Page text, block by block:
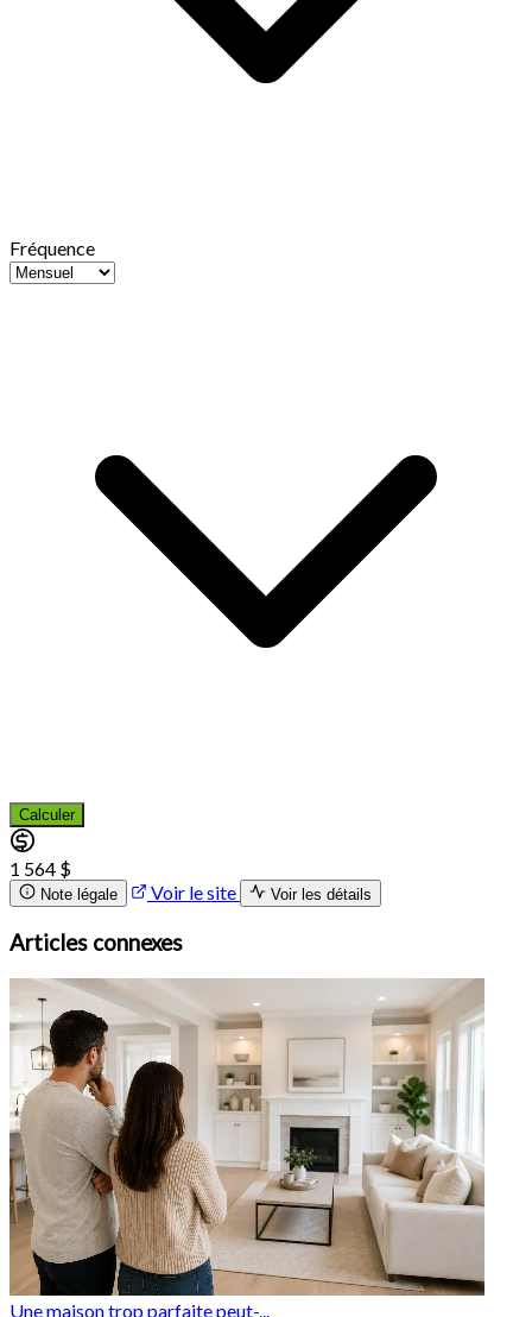
Fréquence
Calculer
1 564 $
Note légale Voir le site Voir les détails
Articles connexes
Une maison trop parfaite peut-...